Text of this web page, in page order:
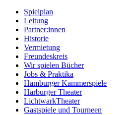
Spielplan
Leitung
Partner:innen
Historie
Vermietung
Freundeskreis
Wir spielen Bücher
Jobs & Praktika
Hamburger Kammerspiele
Harburger Theater
LichtwarkTheater
Gastspiele und Tourneen